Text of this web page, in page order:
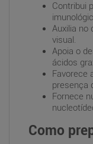
Contribui
Auxilia no
visual.
Apoia o
ácidos
Favorece
presença
Fornece
Como